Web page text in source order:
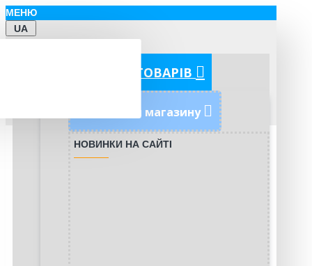
МЕНЮ
UA
КАТЕГОРІЇ ТОВАРІВ
Новинки магазину
НОВИНКИ НА САЙТІ